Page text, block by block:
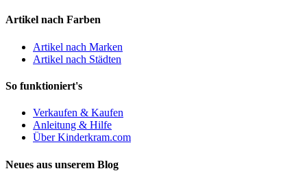
Artikel nach Farben
Artikel nach Marken
Artikel nach Städten
So funktioniert's
Verkaufen & Kaufen
Anleitung & Hilfe
Über Kinderkram.com
Neues aus unserem Blog